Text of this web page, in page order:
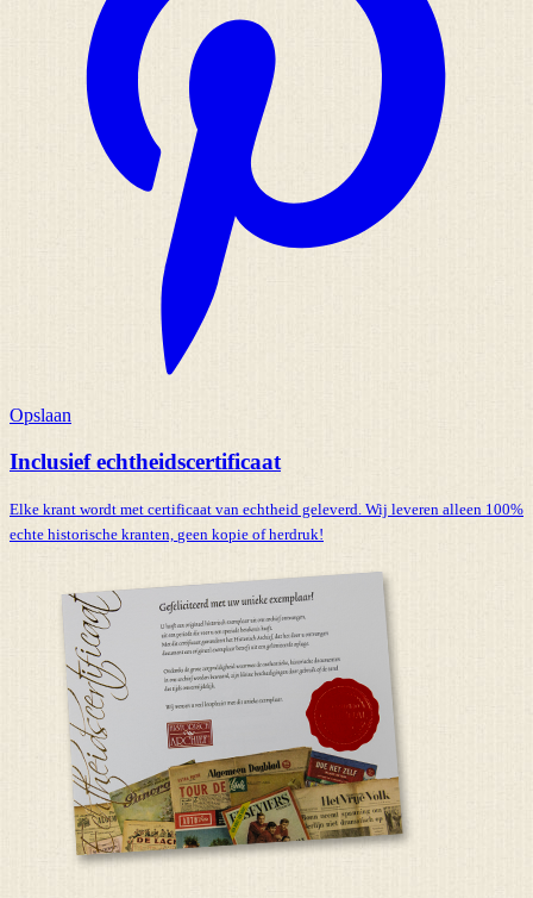
Opslaan
Inclusief echtheidscertificaat
Elke krant wordt met certificaat van echtheid geleverd. Wij leveren alleen 100%
echte historische kranten, geen kopie of herdruk!